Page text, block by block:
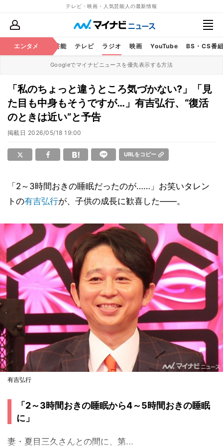
テレビ・映画・人気芸能人の最新情報
エンタメ 芸能 テレビ ラジオ 映画 YouTube BS・CS番
Googleでマイナビニュースを優先表示する方法
「私のちょっと違うところ気づかない?」「見
た目も中身もそうですが…」有吉弘行、“復活
のときは近い”と予告
掲載日 2026/05/18 19:00
URLをコピー
「2～3時間おきの睡眠だったのが……」お笑いタレン
トの有吉弘行が、子供の成長に歓喜した――。
有吉弘行
「2～3時間おきの睡眠から4～5時間おきの睡眠
に」
妻・夏目三久さんとの間に、第...